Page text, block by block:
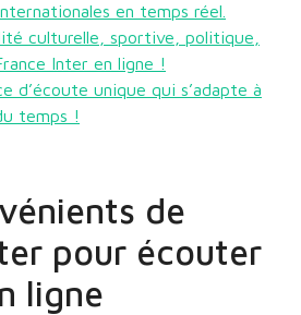
en temps réel.
culturelle, sportive, politique,
Inter en ligne !
d’écoute unique qui s’adapte à
temps !
de
pour écouter
ligne